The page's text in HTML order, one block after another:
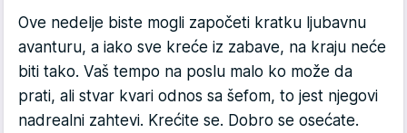
Ove nedelje biste mogli započeti kratku ljubavnu
avanturu, a iako sve kreće iz zabave, na kraju neće
biti tako. Vaš tempo na poslu malo ko može da
prati, ali stvar kvari odnos sa šefom, to jest njegovi
nadrealni zahtevi. Krećite se. Dobro se osećate.